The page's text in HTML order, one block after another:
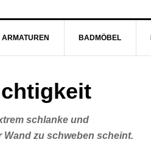
ARMATUREN BADMÖBEL
schlanke und
zu schweben scheint.